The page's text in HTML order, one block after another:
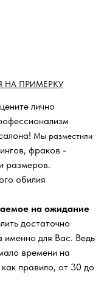
НА ПРИМЕРКУ
лично
Мы разместили
фраков -
размеров.
обилия
на ожидание
достаточно
для Вас. Ведь
времени на
правило, от 30 до